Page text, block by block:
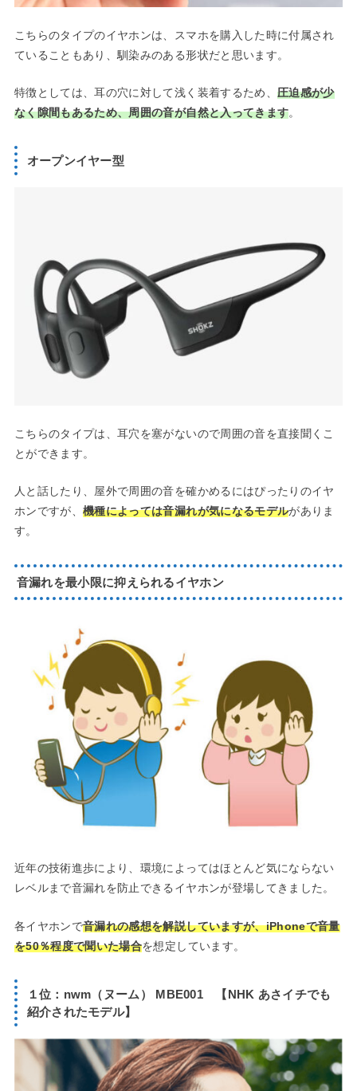
こちらのタイプのイヤホンは、スマホを購入した時に付属され
ていることもあり、馴染みのある形状だと思います。
特徴としては、耳の穴に対して浅く装着するため、 圧迫感が少
なく隙間もあるため、周囲の音が自然と入ってきます。
オープンイヤー型
こちらのタイプは、耳穴を塞がないので周囲の音を直接聞くこ
とができます。
人と話したり、屋外で周囲の音を確かめるにはぴったりのイヤ
ホンですが、機種によっては音漏れが気になるモデルがありま
す。
音漏れを最小限に抑えられるイヤホン
近年の技術進歩により、環境によってはほとんど気にならない
レベルまで音漏れを防止できるイヤホンが登場してきました。
各イヤホンで音漏れの感想を解説していますが、iPhoneで音量
を50％程度で聞いた場合を想定しています。
１位：nwm（ヌーム） MBE001 【NHK あさイチでも
紹介されたモデル】